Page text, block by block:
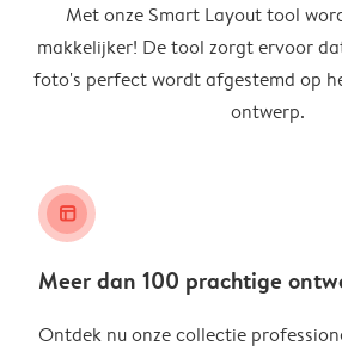
Met onze Smart Layout tool
makkelijker! De tool zorgt ervoor
foto's perfect wordt afgestemd op
ontwerp.
layout_alt
Meer dan 100 prachtige
Ontdek nu onze collectie